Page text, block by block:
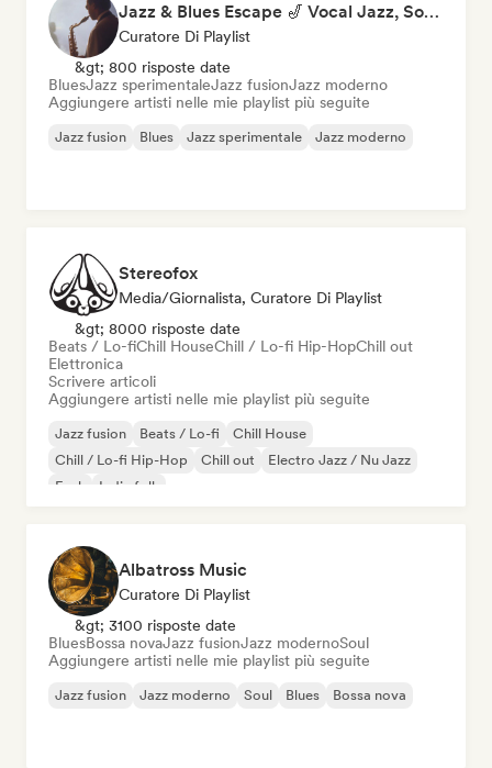
Jazz & Blues Escape 🎷 Vocal Jazz, Soul Blues & Classic Standards
Curatore Di Playlist
&gt; 800 risposte date
BluesJazz sperimentaleJazz fusionJazz moderno
Aggiungere artisti nelle mie playlist più seguite
Jazz fusion Blues Jazz sperimentale Jazz moderno
Stereofox
Media/Giornalista, Curatore Di Playlist
&gt; 8000 risposte date
Beats / Lo-fiChill HouseChill / Lo-fi Hip-HopChill out
Elettronica
Scrivere articoli
Aggiungere artisti nelle mie playlist più seguite
Jazz fusion Beats / Lo-fi
Chill House
Chill / Lo-fi Hip-Hop
Chill out
Electro Jazz / Nu Jazz
Funk
Indie folk
Albatross Music
Curatore Di Playlist
&gt; 3100 risposte date
BluesBossa novaJazz fusionJazz modernoSoul
Aggiungere artisti nelle mie playlist più seguite
Jazz fusion Jazz moderno Soul Blues Bossa nova